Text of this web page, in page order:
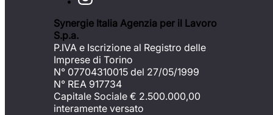
Synergie Italia Agenzia per il Lavoro
S.p.a.
P.IVA e Iscrizione al Registro delle
Imprese di Torino
N° 07704310015 del 27/05/1999
N° REA 917734
Capitale Sociale € 2.500.000,00
interamente versato